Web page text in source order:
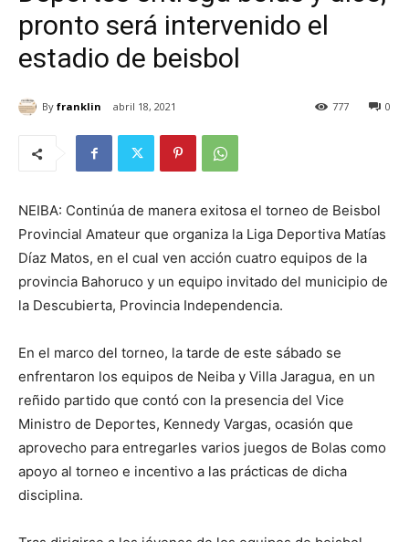
pronto será intervenido el
estadio de beisbol
By franklin abril 18, 2021 0
777
NEIBA: Continúa de manera exitosa el torneo de Beisbol
Provincial Amateur que organiza la Liga Deportiva Matías
Díaz Matos, en el cual ven acción cuatro equipos de la
provincia Bahoruco y un equipo invitado del municipio de
la Descubierta, Provincia Independencia.
En el marco del torneo, la tarde de este sábado se
enfrentaron los equipos de Neiba y Villa Jaragua, en un
reñido partido que contó con la presencia del Vice
Ministro de Deportes, Kennedy Vargas, ocasión que
aprovecho para entregarles varios juegos de Bolas como
apoyo al torneo e incentivo a las prácticas de dicha
disciplina.